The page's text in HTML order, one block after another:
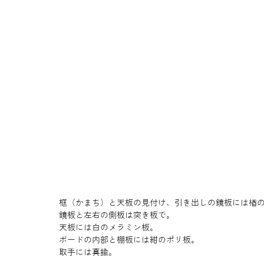
框（かまち）と天板の見付け、引き出しの鏡板には楢の
鏡板と左右の側板は突き板で。
天板には白のメラミン板。
ボードの内部と棚板には紺のポリ板。
取手には真鍮。